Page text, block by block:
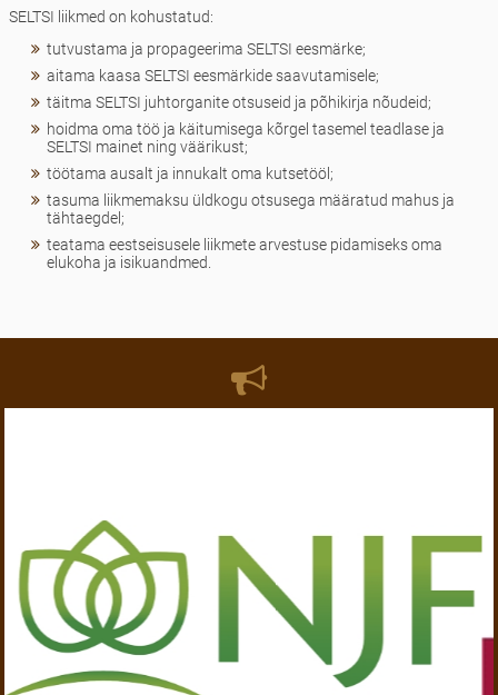
SELTSI liikmed on kohustatud:
tutvustama ja propageerima SELTSI eesmärke;
aitama kaasa SELTSI eesmärkide saavutamisele;
täitma SELTSI juhtorganite otsuseid ja põhikirja nõudeid;
hoidma oma töö ja käitumisega kõrgel tasemel teadlase ja
SELTSI mainet ning väärikust;
töötama ausalt ja innukalt oma kutsetööl;
tasuma liikmemaksu üldkogu otsusega määratud mahus ja
tähtaegdel;
teatama eestseisusele liikmete arvestuse pidamiseks oma
elukoha ja isikuandmed.